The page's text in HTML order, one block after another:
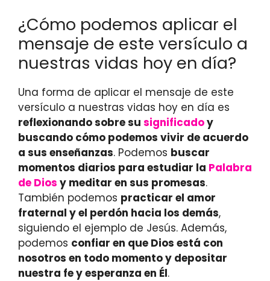
¿Cómo podemos aplicar el
mensaje de este versículo a
nuestras vidas hoy en día?
Una forma de aplicar el mensaje de este
versículo a nuestras vidas hoy en día es
reflexionando sobre su significadoy
buscando cómo podemos vivir de acuerdo
a sus enseñanzas. Podemos buscar
momentos diarios para estudiar la Palabra
de Dios y meditar en sus promesas.
También podemos practicar el amor
fraternal y el perdón hacia los demás,
siguiendo el ejemplo de Jesús. Además,
podemos confiar en que Dios está con
nosotros en todo momento y depositar
nuestra fe y esperanza en Él.